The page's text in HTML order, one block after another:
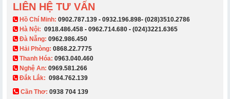
LIÊN HỆ TƯ VẤN
​ Hồ Chí Minh: 0902.787.139 - 0932.196.898- (028)3510.2786
Hà Nội: 0918.486.458 - 0962.714.680 - (024)3221.6365
Đà Nẵng: 0962.986.450
Hải Phòng: 0868.22.7775
Thanh Hóa: 0963.040.460
Nghệ An: 0969.581.266
Đắk Lắk: 0984.762.139
Cần Thơ: 0938 704 139​